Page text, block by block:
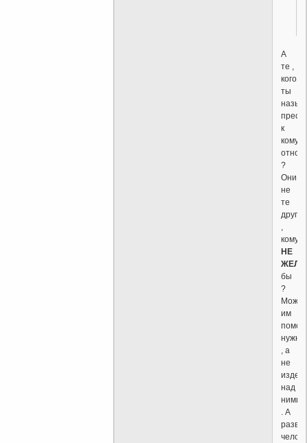
А
те ,
кого
ты
к
кому
?
Они
не
те
другие
кому
НЕ
бы
?
Может
им
нужна
, а
не
над
ними
. А
разве